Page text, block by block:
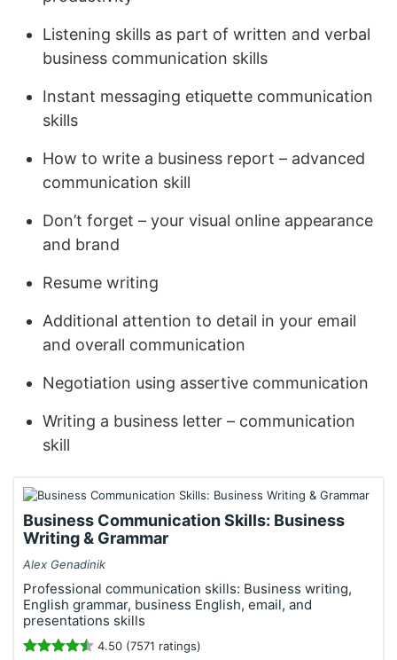
Listening skills as part of written and verbal
business communication skills
Instant messaging etiquette communication
skills
How to write a business report – advanced
communication skill
Don’t forget – your visual online appearance
and brand
Resume writing
Additional attention to detail in your email
and overall communication
Negotiation using assertive communication
Writing a business letter – communication
skill
Business Communication Skills: Business
Writing & Grammar
Alex Genadinik
Professional communication skills: Business writing,
English grammar, business English, email, and
presentations skills
4.50 (7571 ratings)